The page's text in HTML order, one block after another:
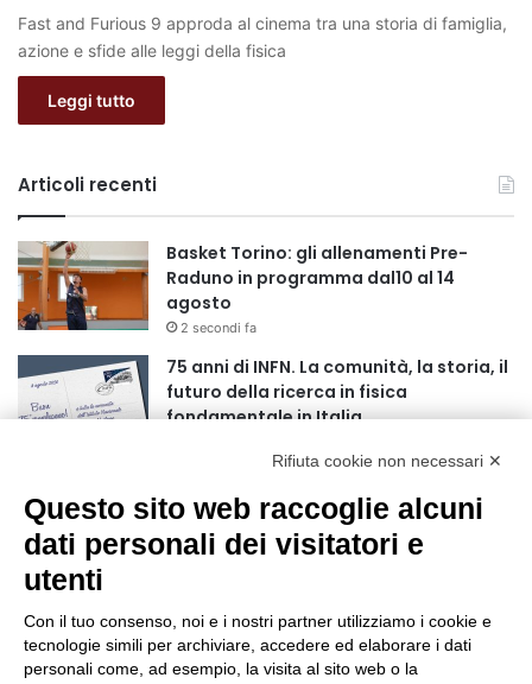
Fast and Furious 9 approda al cinema tra una storia di famiglia,
azione e sfide alle leggi della fisica
Leggi tutto
Articoli recenti
Basket Torino: gli allenamenti Pre-
Raduno in programma dal10 al 14
agosto
2 secondi fa
75 anni di INFN. La comunità, la storia, il
futuro della ricerca in fisica
fondamentale in Italia
nel pieno della stagione turistica
4 ore fa
Madonna della Neve al Rifugio Ciao
Pais
15 ore fa
Rifiuta cookie non necessari ✕
Questo sito web raccoglie alcuni
dati personali dei visitatori e
utenti
Con il tuo consenso, noi e i nostri partner utilizziamo i cookie e
tecnologie simili per archiviare, accedere ed elaborare i dati
personali come, ad esempio, la visita al sito web o la